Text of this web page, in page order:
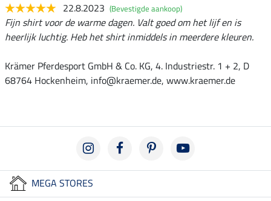
22.8.2023 (Bevestigde aankoop)
Fijn shirt voor de warme dagen. Valt goed om het lijf en is
heerlijk luchtig. Heb het shirt inmiddels in meerdere kleuren.
Krämer Pferdesport GmbH & Co. KG, 4. Industriestr. 1 + 2, D
68764 Hockenheim, info@kraemer.de, www.kraemer.de
MEGA STORES